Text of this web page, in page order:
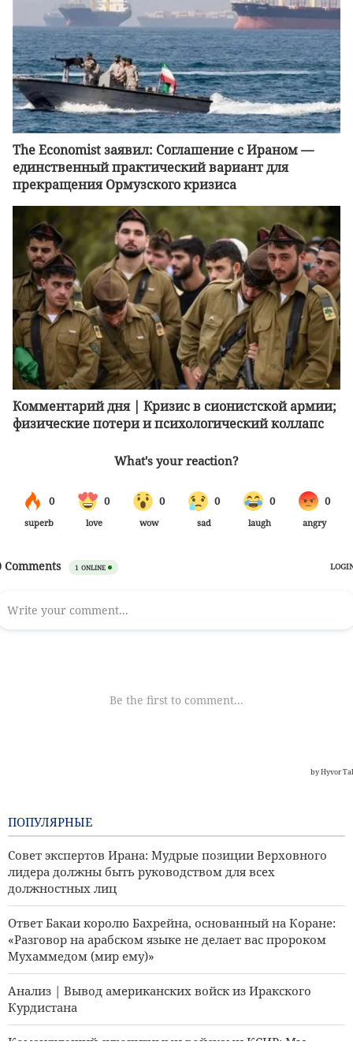
The Economist заявил: Соглашение с Ираном —
единственный практический вариант для
прекращения Ормузского кризиса
Комментарий дня | Кризис в сионистской армии;
физические потери и психологический коллапс
ПОПУЛЯРНЫЕ
Совет экспертов Ирана: Мудрые позиции Верховного
лидера должны быть руководством для всех
должностных лиц
Ответ Бакаи королю Бахрейна, основанный на Коране:
«Разговор на арабском языке не делает вас пророком
Мухаммедом (мир ему)»
Анализ | Вывод американских войск из Иракского
Курдистана
Командующий сухопутными войсками КСИР: Мы